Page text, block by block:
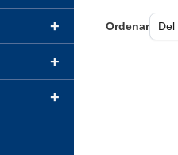
Ordenar
+
+
+